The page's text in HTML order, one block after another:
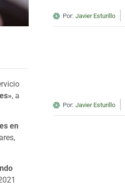
, a
en
Por: Javier Esturillo
Por: Javier Esturillo